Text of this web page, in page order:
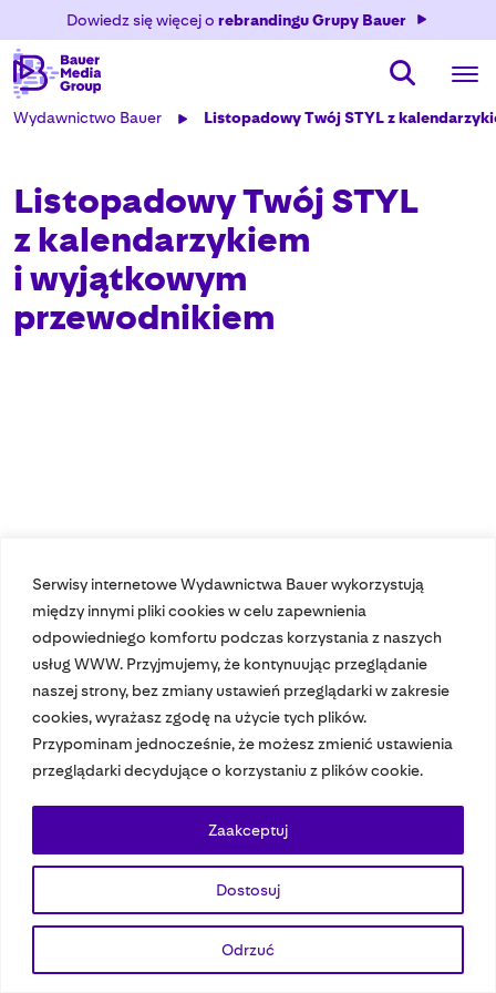
Serwisy internetowe Wydawnictwa Bauer wykorzystują
między innymi pliki cookies w celu zapewnienia
odpowiedniego komfortu podczas korzystania z naszych
usług WWW. Przyjmujemy, że kontynuując przeglądanie
naszej strony, bez zmiany ustawień przeglądarki w zakresie
cookies, wyrażasz zgodę na użycie tych plików.
Przypominam jednocześnie, że możesz zmienić ustawienia
przeglądarki decydujące o korzystaniu z plików cookie.
Dostosuj
Odrzuć
Zaakceptuj
Dowiedz się więcej o rebrandingu Grupy Bauer
Wydawnictwo Bauer Listopadowy Twój STYL z
Listopadowy Twój STYL
z kalendarzykiem
i wyjątkowym
przewodnikiem
Nasze czasopisma
Nasze strony
© 2023 Bauer Media Group, All Rights Reserved.
Polityka prywatnościDane osoboweWydawca EMFA Speak Up